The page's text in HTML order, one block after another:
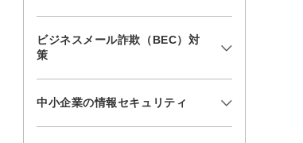
ビジネスメール詐欺（BEC）対
策
中小企業の情報セキュリティ